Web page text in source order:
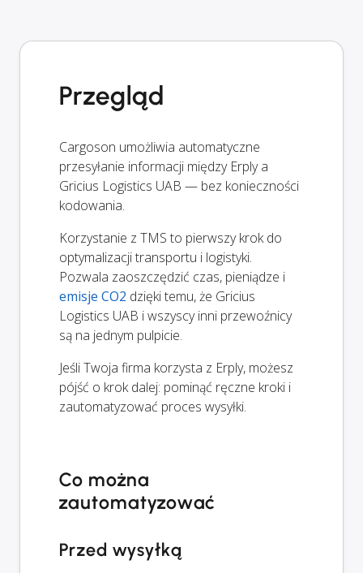
Przegląd
Cargoson umożliwia automatyczne
przesyłanie informacji między Erply a
Gricius Logistics UAB — bez konieczności
kodowania.
Korzystanie z TMS to pierwszy krok do
optymalizacji transportu i logistyki.
Pozwala zaoszczędzić czas, pieniądze i
emisje CO2 dzięki temu, że Gricius
Logistics UAB i wszyscy inni przewoźnicy
są na jednym pulpicie.
Jeśli Twoja firma korzysta z Erply, możesz
pójść o krok dalej: pominąć ręczne kroki i
zautomatyzować proces wysyłki.
Co można
zautomatyzować
Przed wysyłką